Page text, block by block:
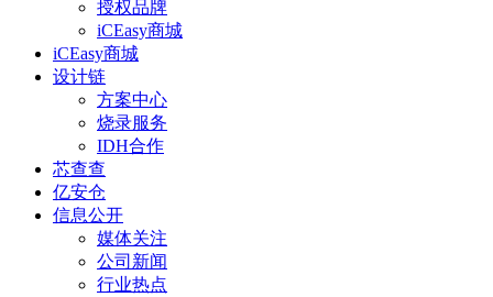
授权品牌
iCEasy商城
iCEasy商城
设计链
方案中心
烧录服务
IDH合作
芯查查
亿安仓
信息公开
媒体关注
公司新闻
行业热点